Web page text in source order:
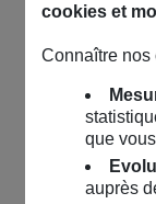
cookies et
Connaître nos
que
auprès